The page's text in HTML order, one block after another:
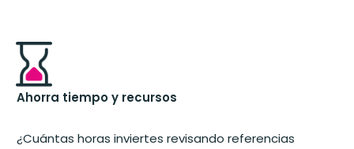
Ahorra tiempo y recursos
¿Cuántas horas inviertes revisando referencias